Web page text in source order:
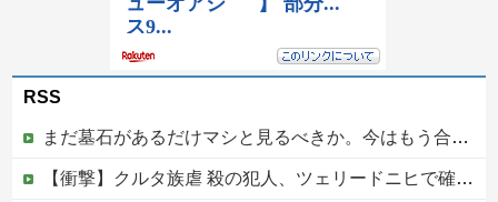
RSS
まだ墓石があるだけマシと見るべきか。今はもう合葬墓ばかり
【衝撃】クルタ族虐 殺の犯人、ツェリードニヒで確定！クロロの演劇のせいで2人も無駄死ににwwww